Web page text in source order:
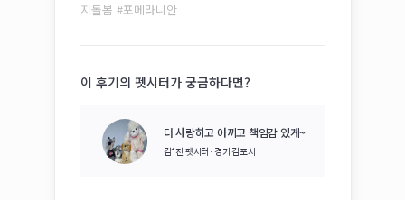
지돌봄 #포메라니안
이 후기의 펫시터가 궁금하다면?
더 사랑하고 아끼고 책임감 있게~
김*진펫시터·경기 김포시